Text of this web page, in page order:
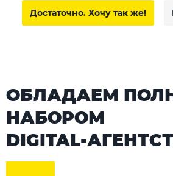
Достаточно. Хочу так же!
ОБЛАДАЕМ
НАБОРОМ
DIGITAL-